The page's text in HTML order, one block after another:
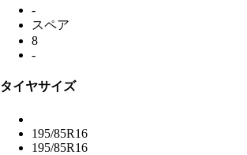
-
スペア
8
-
タイヤサイズ
195/85R16
195/85R16